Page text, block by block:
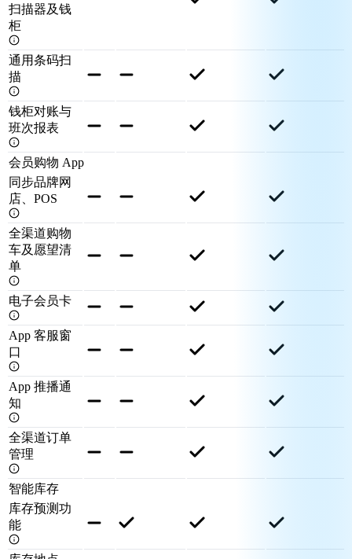
扫描器及钱
柜
通用条码扫
描
钱柜对账与
班次报表
会员购物 App
同步品牌网
店、POS
全渠道购物
车及愿望清
单
电子会员卡
App 客服窗
口
App 推播通
知
全渠道订单
管理
智能库存
库存预测功
能